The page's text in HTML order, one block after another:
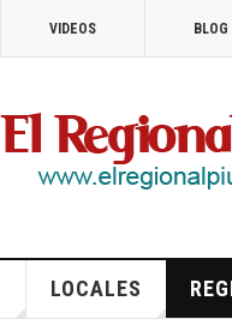
VIDEOS BLOG
LOCALES